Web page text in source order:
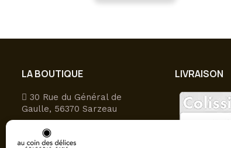
LA BOUTIQUE
30 Rue du Général de
Gaulle, 56370 Sarzeau
09 81 27 49 16
Ouvert du lundi au samedi
LIVRAISON